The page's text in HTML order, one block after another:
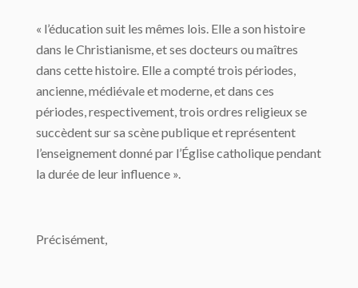
« l’éducation suit les mêmes lois. Elle a son histoire
dans le Christianisme, et ses docteurs ou maîtres
dans cette histoire. Elle a compté trois périodes,
ancienne, médiévale et moderne, et dans ces
périodes, respectivement, trois ordres religieux se
succèdent sur sa scène publique et représentent
l’enseignement donné par l’Église catholique pendant
la durée de leur influence ».
Précisément,